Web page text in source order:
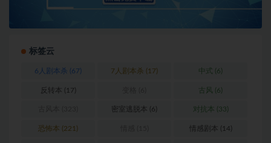
标签云
6人剧本杀 (67) 7人剧本杀 (17) 中式 (6)
反转本 (17) 古风 (6)
密室逃脱本 (6) 对抗本 (33)
恐怖本 (221) 情感剧本 (14)